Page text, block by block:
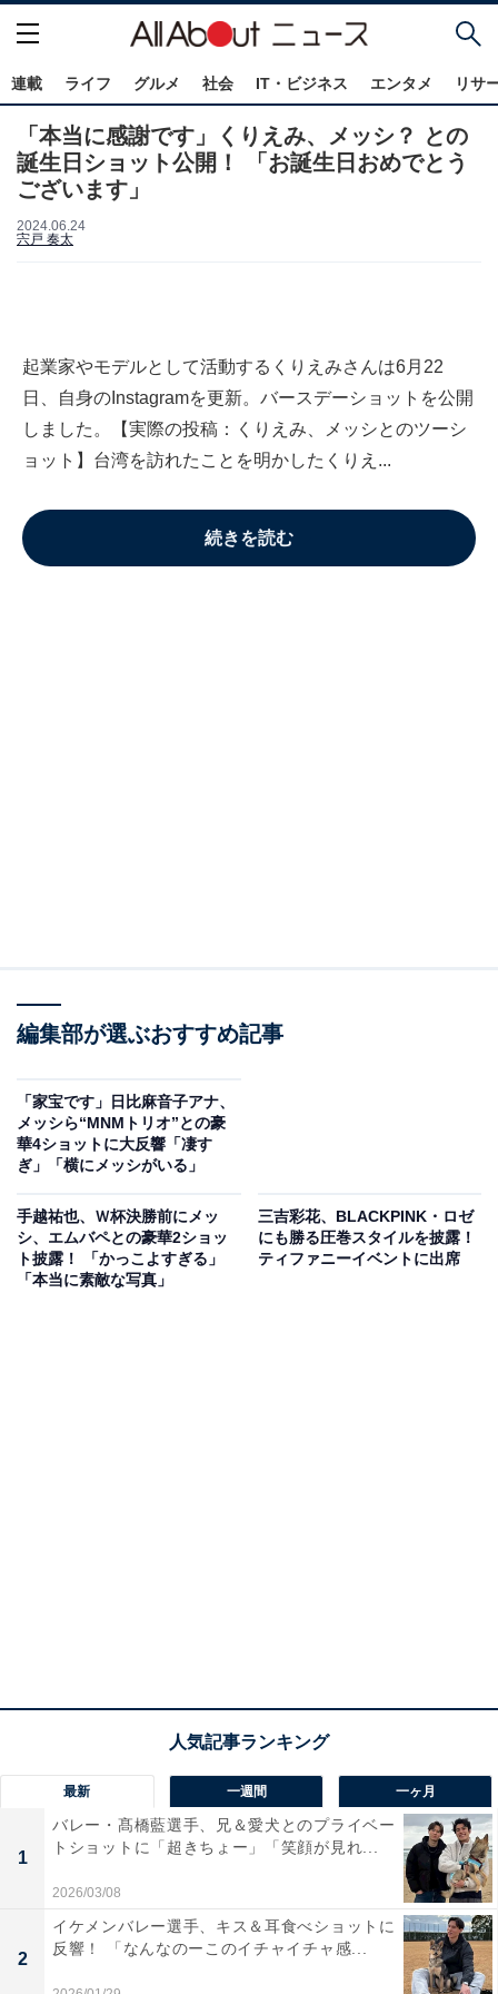
連載 ライフ グルメ 社会 IT・ビジネス エンタメ リサ
「本当に感謝です」くりえみ、メッシ？ との
誕生日ショット公開！ 「お誕生日おめでとう
ございます」
2024.06.24
宍戸 奏太
起業家やモデルとして活動するくりえみさんは6月22
日、自身のInstagramを更新。バースデーショットを公開
しました。【実際の投稿：くりえみ、メッシとのツーシ
ョット】台湾を訪れたことを明かしたくりえ...
続きを読む
編集部が選ぶおすすめ記事
「家宝です」日比麻音子アナ、
メッシら“MNMトリオ”との豪
華4ショットに大反響「凄す
ぎ」「横にメッシがいる」
手越祐也、Ｗ杯決勝前にメッ
シ、エムバペとの豪華2ショッ
ト披露！ 「かっこよすぎる」
「本当に素敵な写真」
三吉彩花、BLACKPINK・ロゼ
にも勝る圧巻スタイルを披露！
ティファニーイベントに出席
最新 一週間 一ヶ月
1
バレー・髙橋藍選手、兄＆愛犬とのプライベー
トショットに「超きちょー」「笑顔が見れ...
2026/03/08
2
イケメンバレー選手、キス＆耳食べショットに
反響！ 「なんなのーこのイチャイチャ感...